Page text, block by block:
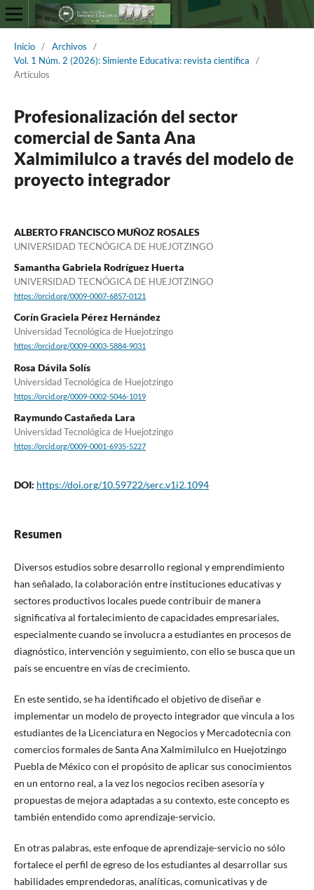
Inicio / Archivos
/
Vol. 1 Núm. 2 (2026): Simiente Educativa: revista científica
/
Artículos
Profesionalización del sector
comercial de Santa Ana
Xalmimilulco a través del modelo de
proyecto integrador
ALBERTO FRANCISCO MUÑOZ ROSALES
UNIVERSIDAD TECNÓGICA DE HUEJOTZINGO
Samantha Gabriela Rodríguez Huerta
UNIVERSIDAD TECNÓGICA DE HUEJOTZINGO
https://orcid.org/0009-0007-6857-0121
Corín Graciela Pérez Hernández
Universidad Tecnológica de Huejotzingo
https://orcid.org/0009-0003-5884-9031
Rosa Dávila Solís
Universidad Tecnológica de Huejotzingo
https://orcid.org/0009-0002-5046-1019
Raymundo Castañeda Lara
Universidad Tecnológica de Huejotzingo
https://orcid.org/0009-0001-6935-5227
DOI: https://doi.org/10.59722/serc.v1i2.1094
Resumen
Diversos estudios sobre desarrollo regional y emprendimiento
han señalado, la colaboración entre instituciones educativas y
sectores productivos locales puede contribuir de manera
significativa al fortalecimiento de capacidades empresariales,
especialmente cuando se involucra a estudiantes en procesos de
diagnóstico, intervención y seguimiento, con ello se busca que un
país se encuentre en vías de crecimiento.
En este sentido, se ha identificado el objetivo de diseñar e
implementar un modelo de proyecto integrador que vincula a los
estudiantes de la Licenciatura en Negocios y Mercadotecnia con
comercios formales de Santa Ana Xalmimilulco en Huejotzingo
Puebla de México con el propósito de aplicar sus conocimientos
en un entorno real, a la vez los negocios reciben asesoría y
propuestas de mejora adaptadas a su contexto, este concepto es
también entendido como aprendizaje-servicio.
En otras palabras, este enfoque de aprendizaje-servicio no sólo
fortalece el perfil de egreso de los estudiantes al desarrollar sus
habilidades emprendedoras, analíticas, comunicativas y de